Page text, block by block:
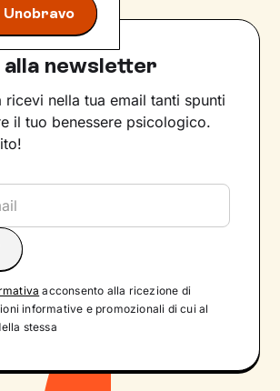
newsletter
ricevi nella tua email tanti spunti
il tuo benessere psicologico.
acconsento alla ricezione di
informative e promozionali di cui al
stessa